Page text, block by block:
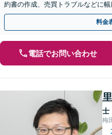
約書の作成、売買トラブルなどに
い】欠陥住宅のお困りごとに対応
料金
電話でお問い合わせ
士
梅